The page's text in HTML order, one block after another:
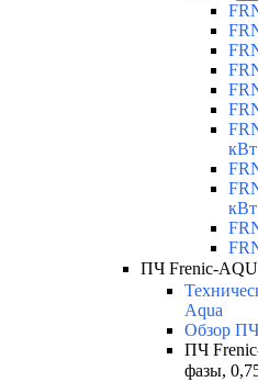
кВт
кВт
ПЧ Frenic-
Aqua
Обзор
ПЧ
фазы,